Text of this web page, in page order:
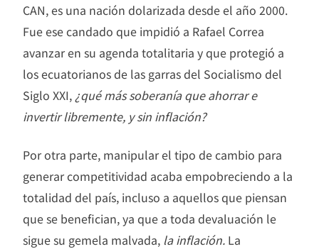
CAN, es una nación dolarizada desde el año 2000.
Fue ese candado que impidió a Rafael Correa
avanzar en su agenda totalitaria y que protegió a
los ecuatorianos de las garras del Socialismo del
Siglo XXI, ¿qué más soberanía que ahorrar e
invertir libremente, y sin inflación?
Por otra parte, manipular el tipo de cambio para
generar competitividad acaba empobreciendo a la
totalidad del país, incluso a aquellos que piensan
que se benefician, ya que a toda devaluación le
sigue su gemela malvada, la inflación. La